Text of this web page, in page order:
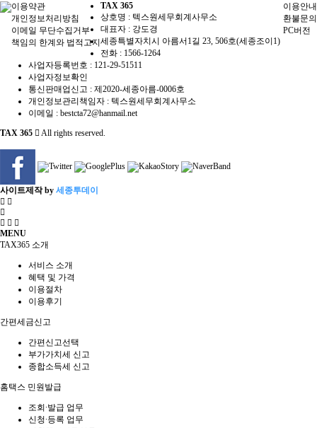
이용약관
개인정보처리방침
이메일 무단수집거부
책임의 한계와 법적고지
이용안내
환불문의
PC버전
TAX 365
상호명 : 텍스원세무회계사무소
대표자 : 강도경
세종특별자치시 아름서1길 23, 506호(세종조이1)
전화 : 1566-1264
사업자등록번호 : 121-29-51511
사업자정보확인
통신판매업신고 : 제2020-세종아름-0006호
개인정보관리책임자 : 텍스원세무회계사무소
이메일 : bestcta72@hanmail.net
TAX 365
All rights reserved.
사이트제작 by 세종투데이
MENU
TAX365 소개
서비스 소개
혜택 및 가격
이용절차
이용후기
간편세금신고
간편신고선택
부가가치세 신고
종합소득세 신고
홈택스 민원발급
조회∙발급 업무
신청∙등록 업무